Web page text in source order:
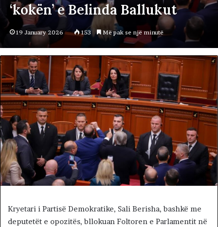
‘kokën’ e Belinda Ballukut
19 January 2026 153 Më pak se një minutë
Kryetari i Partisë Demokratike, Sali Berisha, bashkë me
deputetët e opozitës, bllokuan Foltoren e Parlamentit në